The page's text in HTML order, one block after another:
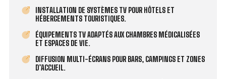
INSTALLATION DE SYSTÈMES TV POUR HÔTELS ET
HÉBERGEMENTS TOURISTIQUES.
ÉQUIPEMENTS TV ADAPTÉS AUX CHAMBRES MÉDICALISÉES
ET ESPACES DE VIE.
DIFFUSION MULTI-ÉCRANS POUR BARS, CAMPINGS ET ZONES
D’ACCUEIL.